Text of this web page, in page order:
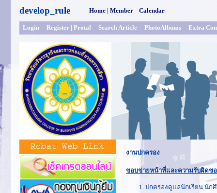
develop_rule Home | Member Calendar
Login Register | Protal Search Article PhotoAlbums Extra
งานปกครอง
ขอบข่ายหน้าที่และความรับผิดช
ปกครองดูแลนักเรียน นัก